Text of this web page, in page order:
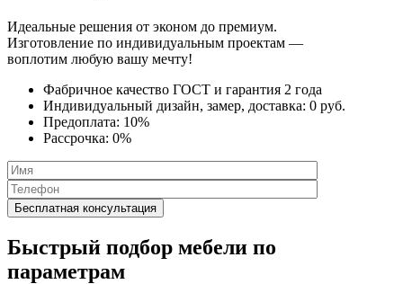
Идеальные решения от эконом до премиум.
Изготовление по индивидуальным проектам —
воплотим любую вашу мечту!
Фабричное качество ГОСТ и гарантия 2 года
Индивидуальный дизайн, замер, доставка: 0 руб.
Предоплата: 10%
Рассрочка: 0%
Быстрый подбор мебели по
параметрам